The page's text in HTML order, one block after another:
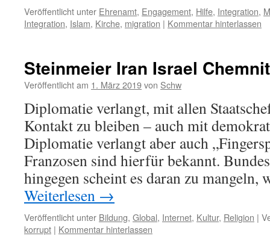
Veröffentlicht unter Ehrenamt, Engagement, Hilfe, Integration,
Integration, Islam, Kirche, migration | Kommentar hinterlassen
Steinmeier Iran Israel
Veröffentlicht am 1. März 2019von Schw
Diplomatie verlangt, mit allen
Kontakt zu bleiben – auch mit
Diplomatie verlangt aber auch
Franzosen sind hierfür bekannt.
hingegen scheint es daran zu
Weiterlesen →
Veröffentlicht unter Bildung, Global, Internet, Kultur, Religion |
korrupt | Kommentar hinterlassen